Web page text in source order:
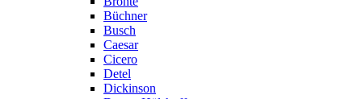
Büchner
Busch
Caesar
Cicero
Detel
Dickinson